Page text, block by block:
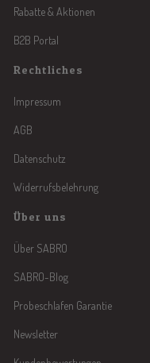
Rabatte & Aktionen
B2B Portal
Rechtliches
Impressum
AGB
Datenschutz
Widerrufsbelehrung
Über uns
Über SABRO
SABRO-Blog
Probeschlafen Garantie
Newsletter